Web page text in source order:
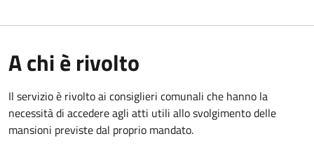
A chi è rivolto
Il servizio è rivolto ai consiglieri comunali che hanno la
necessità di accedere agli atti utili allo svolgimento delle
mansioni previste dal proprio mandato.